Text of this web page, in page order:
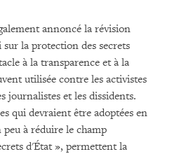
annoncé la révision
la protection des secrets
à la transparence et à la
utilisée contre les activistes
journalistes et les dissidents.
qui devraient être adoptées en
à réduire le champ
d'État », permettent la